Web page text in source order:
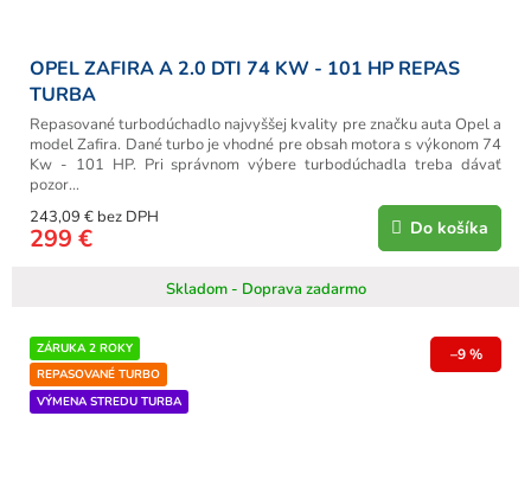
OPEL ZAFIRA A 2.0 DTI 74 KW - 101 HP REPAS
TURBA
Skladom - Doprava zadarmo
243,09 € bez DPH
299 € Do košíka
Repasované turbodúchadlo najvyššej kvality pre značku auta Opel a
model Zafira. Dané turbo je vhodné pre obsah motora s výkonom 74
Kw - 101 HP. Pri správnom výbere turbodúchadla treba dávať
pozor...
ZÁRUKA 2 ROKY
REPASOVANÉ TURBO
VÝMENA STREDU TURBA
–9 %